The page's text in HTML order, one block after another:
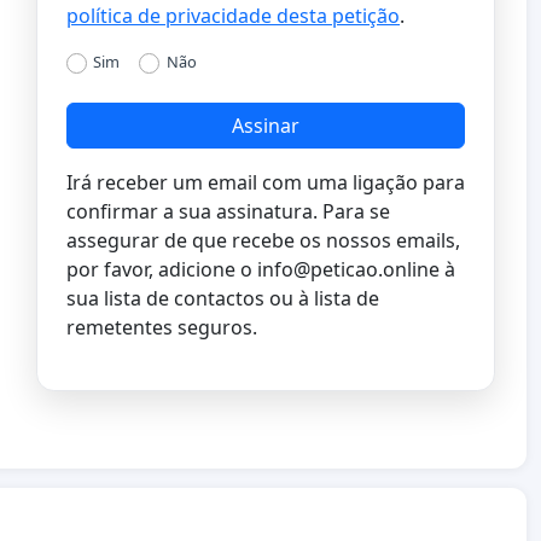
política de privacidade desta petição.
Sim Não
Assinar
Irá receber um email com uma ligação para
confirmar a sua assinatura. Para se
assegurar de que recebe os nossos emails,
por favor, adicione o info@peticao.onlineà
sua lista de contactos ou à lista de
remetentes seguros.